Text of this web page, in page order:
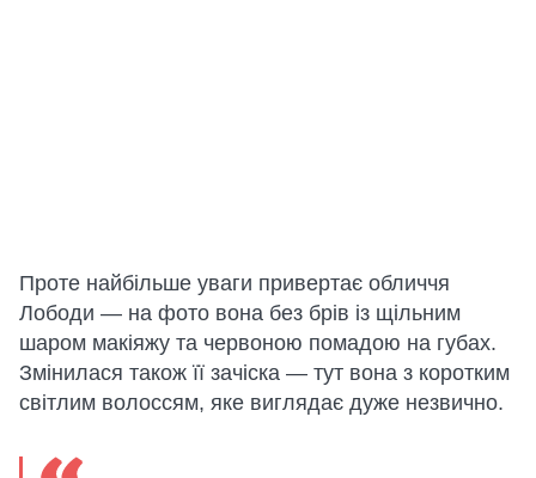
Проте найбільше уваги привертає обличчя
Лободи — на фото вона без брів із щільним
шаром макіяжу та червоною помадою на губах.
Змінилася також її зачіска — тут вона з коротким
світлим волоссям, яке виглядає дуже незвично.